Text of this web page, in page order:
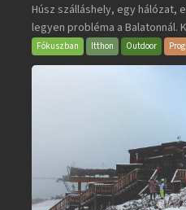
bejegyzéshez
Húsz szálláshely, egy hálózat,
legyen probléma a Balatonnál.
Fókuszban Itthon Outdoor